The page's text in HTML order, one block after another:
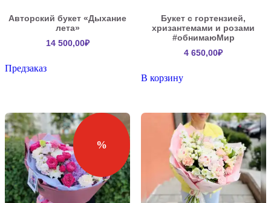
Авторский букет «Дыхание
лета»
14 500,00₽
Предзаказ
Букет с гортензией,
хризантемами и розами
#обнимаюМир
4 650,00₽
В корзину
%